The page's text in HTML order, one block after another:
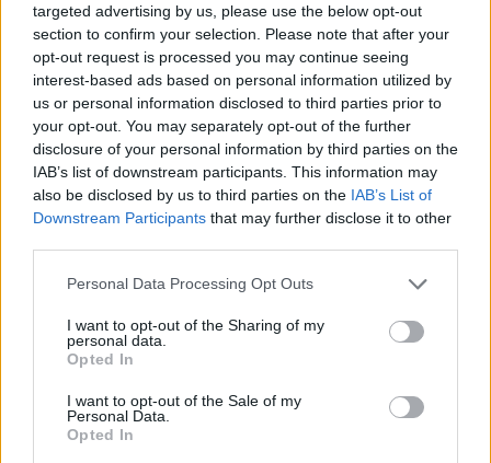
targeted advertising by us, please use the below opt-out
section to confirm your selection. Please note that after your
opt-out request is processed you may continue seeing
interest-based ads based on personal information utilized by
us or personal information disclosed to third parties prior to
your opt-out. You may separately opt-out of the further
disclosure of your personal information by third parties on the
IAB’s list of downstream participants. This information may
also be disclosed by us to third parties on the IAB’s List of
Downstream Participants that may further disclose it to other
Personal Data Processing Opt Outs
I want to opt-out of the Sharing of my
personal data.
Opted In
I want to opt-out of the Sale of my
Personal Data.
Opted In
AmeliaM2112
Forum:Infekcje intymne
Dziwne kropki na główce penisa mojego chłopaka
Witam , zauważyłam dziwne białe kropki na główce
penisa mojego chłopaka , ja mam 19 lat a on 20 , on
twierdzi że ma je od zawsze , przesyłam zdjęcie jego
gość
Forum:
Zaczerwieniona szczelina pomiędzy pośladkami
Od jakiegoś dłuższego czasu mam zaczerwieniona